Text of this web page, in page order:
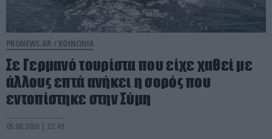
PRONEWS.GR / ΚΟΙΝΩΝΙΑ
Σε Γερμανό τουρίστα που είχε χαθεί με
άλλους επτά ανήκει η σορός που
εντοπίστηκε στην Σύμη
05.08.2026 | 22:49